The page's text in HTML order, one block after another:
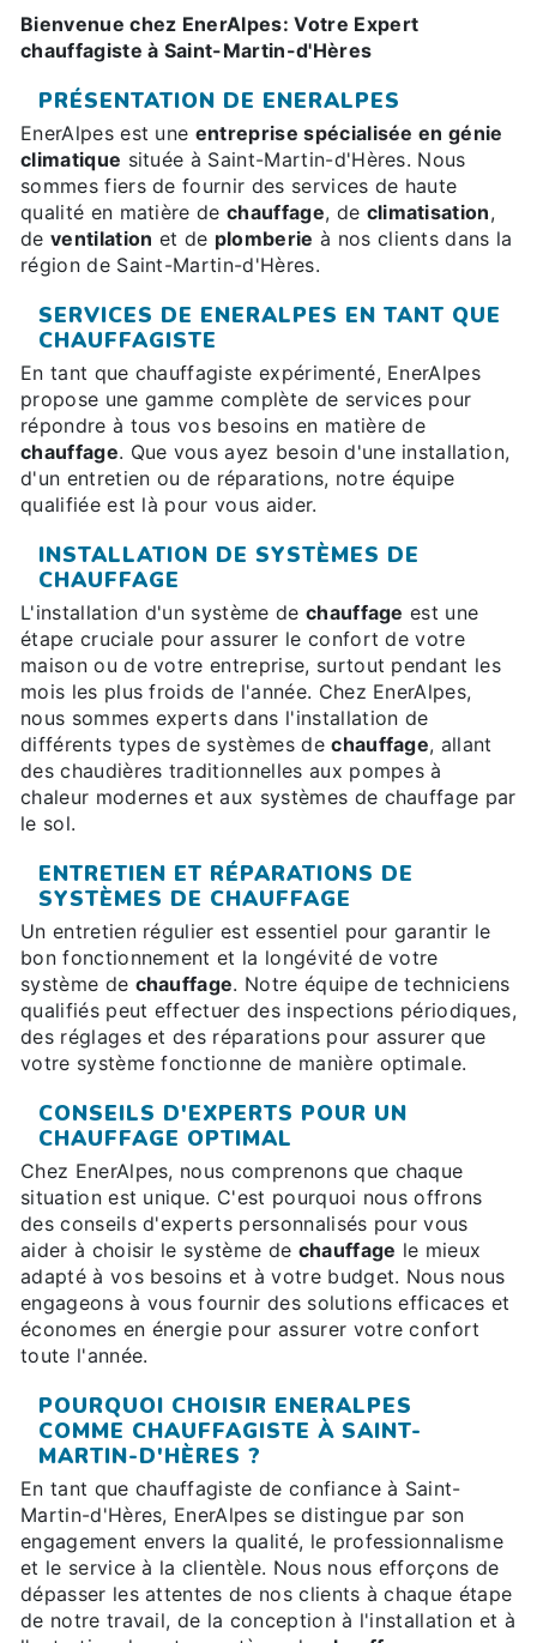
Bienvenue chez EnerAlpes: Votre Expert
chauffagiste à Saint-Martin-d'Hères
PRÉSENTATION DE ENERALPES
EnerAlpes est une entreprise spécialisée en génie
climatique située à Saint-Martin-d'Hères. Nous
sommes fiers de fournir des services de haute
qualité en matière dechauffage, de climatisation,
de ventilation et de plomberie à nos clients dans la
région de Saint-Martin-d'Hères.
SERVICES DE ENERALPES EN TANT QUE
CHAUFFAGISTE
En tant que chauffagiste expérimenté, EnerAlpes
propose une gamme complète de services pour
répondre à tous vos besoins en matière de
chauffage. Que vous ayez besoin d'une installation,
d'un entretien ou de réparations, notre équipe
qualifiée est là pour vous aider.
INSTALLATION DE SYSTÈMES DE
CHAUFFAGE
L'installation d'un système de chauffage est une
étape cruciale pour assurer le confort de votre
maison ou de votre entreprise, surtout pendant les
mois les plus froids de l'année. Chez EnerAlpes,
nous sommes experts dans l'installation de
différents types de systèmes dechauffage, allant
des chaudières traditionnelles aux pompes à
chaleur modernes et aux systèmes de chauffage par
le sol.
ENTRETIEN ET RÉPARATIONS DE
SYSTÈMES DE CHAUFFAGE
Un entretien régulier est essentiel pour garantir le
bon fonctionnement et la longévité de votre
système de chauffage. Notre équipe de techniciens
qualifiés peut effectuer des inspections périodiques,
des réglages et des réparations pour assurer que
votre système fonctionne de manière optimale.
CONSEILS D'EXPERTS POUR UN
CHAUFFAGE OPTIMAL
Chez EnerAlpes, nous comprenons que chaque
situation est unique. C'est pourquoi nous offrons
des conseils d'experts personnalisés pour vous
aider à choisir le système de chauffage le mieux
adapté à vos besoins et à votre budget. Nous nous
engageons à vous fournir des solutions efficaces et
économes en énergie pour assurer votre confort
toute l'année.
POURQUOI CHOISIR ENERALPES
COMME CHAUFFAGISTE À SAINT-
MARTIN-D'HÈRES ?
En tant que chauffagiste de confiance à Saint-
Martin-d'Hères, EnerAlpes se distingue par son
engagement envers la qualité, le professionnalisme
et le service à la clientèle. Nous nous efforçons de
dépasser les attentes de nos clients à chaque étape
de notre travail, de la conception à l'installation et à